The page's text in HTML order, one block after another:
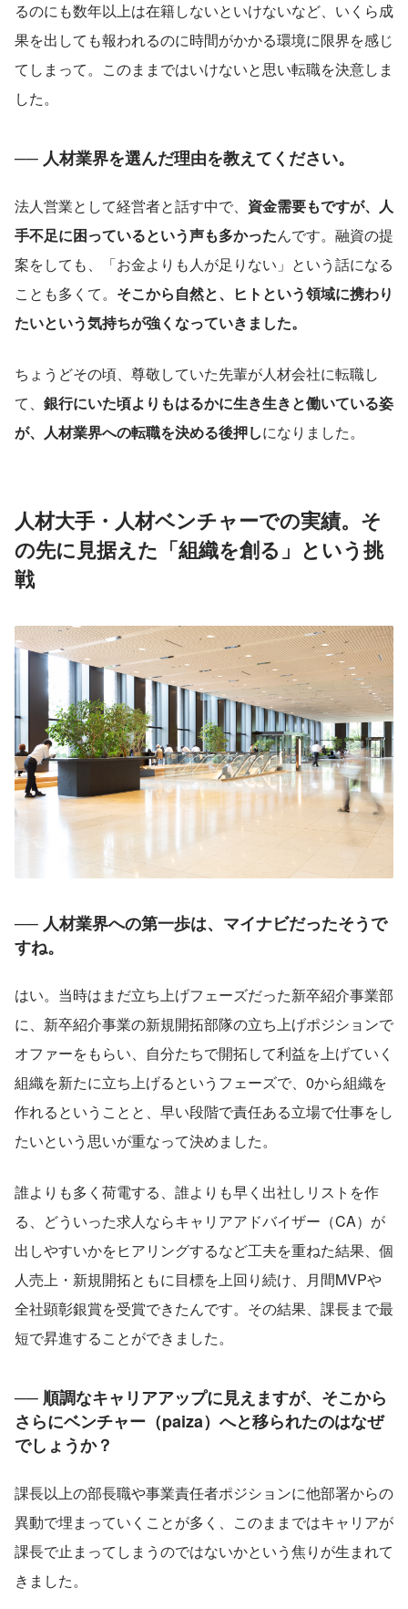
るのにも数年以上は在籍しないといけないなど、いくら成
果を出しても報われるのに時間がかかる環境に限界を感じ
てしまって。このままではいけないと思い転職を決意しま
した。
── 人材業界を選んだ理由を教えてください。
法人営業として経営者と話す中で、 資金需要もですが、人
手不足に困っているという声も多かったんです。融資の提
案をしても、「お金よりも人が足りない」という話になる
ことも多くて。 そこから自然と、ヒトという領域に携わり
たいという気持ちが強くなっていきました。
ちょうどその頃、尊敬していた先輩が人材会社に転職し
て、 銀行にいた頃よりもはるかに生き生きと働いている姿
が、人材業界への転職を決める後押しになりました。
人材大手・人材ベンチャーでの実績。そ
の先に見据えた「組織を創る」という挑
戦
── 人材業界への第一歩は、マイナビだったそうで
すね。
はい。当時はまだ立ち上げフェーズだった新卒紹介事業部
に、新卒紹介事業の新規開拓部隊の立ち上げポジションで
オファーをもらい、自分たちで開拓して利益を上げていく
組織を新たに立ち上げるというフェーズで、0から組織を
作れるということと、早い段階で責任ある立場で仕事をし
たいという思いが重なって決めました。
誰よりも多く荷電する、誰よりも早く出社しリストを作
る、どういった求人ならキャリアアドバイザー（CA）が
出しやすいかをヒアリングするなど工夫を重ねた結果、個
人売上・新規開拓ともに目標を上回り続け、月間MVPや
全社顕彰銀賞を受賞できたんです。その結果、課長まで最
短で昇進することができました。
── 順調なキャリアアップに見えますが、そこから
さらにベンチャー（paiza）へと移られたのはなぜ
でしょうか？
課長以上の部長職や事業責任者ポジションに他部署からの
異動で埋まっていくことが多く、このままではキャリアが
課長で止まってしまうのではないかという焦りが生まれて
きました。